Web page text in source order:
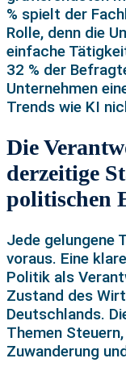
% spielt der
Rolle, denn die
einfache
32 % der
Unternehmen
Trends wie KI
Die
derzeitige
politischen
Jede gelungene
voraus. Eine
Politik als
Zustand des
Deutschlands.
Themen
Zuwanderung